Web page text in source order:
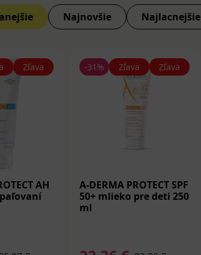
Najnovšie Najlacnejšie
Zľava
AH
-31% Zľava Zľava
A-DERMA PROTECT SPF
50+ mlieko pre deti 250
ml